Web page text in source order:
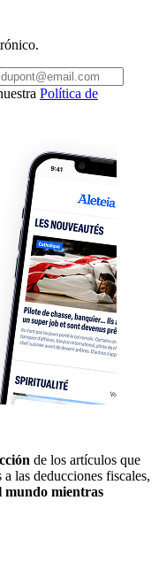
Política de
de los artículos que
las deducciones fiscales,
mundo mientras